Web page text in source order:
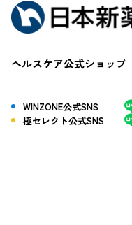
ヘルスケア公式ショップ
WINZONE公式SNS
極セレクト公式SNS